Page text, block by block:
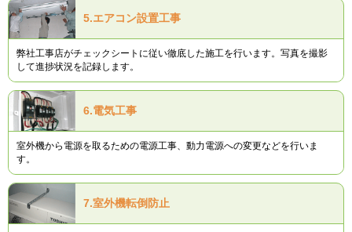
5.エアコン設置工事
弊社工事店がチェックシートに従い徹底した施工を行います。写真を撮影
して進捗状況を記録します。
6.電気工事
室外機から電源を取るための電源工事、動力電源への変更などを行いま
す。
7.室外機転倒防止